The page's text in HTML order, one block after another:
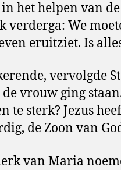
het helpen van
verderga: We
eruitziet. Is
vervolgde
vrouw ging
te sterk? Jezus
de Zoon van
van Maria